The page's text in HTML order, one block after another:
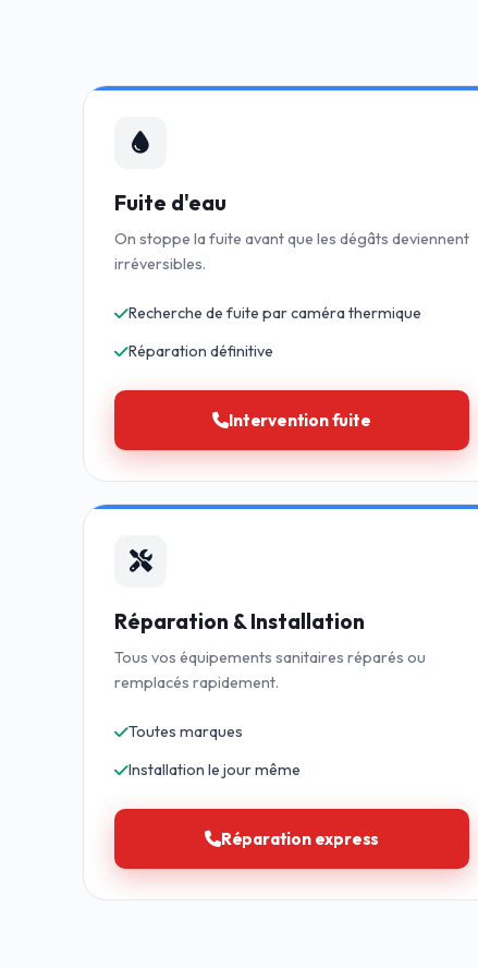
Fuite d'eau
On stoppe la fuite avant que les dégâts deviennent
irréversibles.
Recherche de fuite par caméra thermique
Réparation définitive
Intervention fuite
Réparation & Installation
Tous vos équipements sanitaires réparés ou
remplacés rapidement.
Toutes marques
Installation le jour même
Réparation express